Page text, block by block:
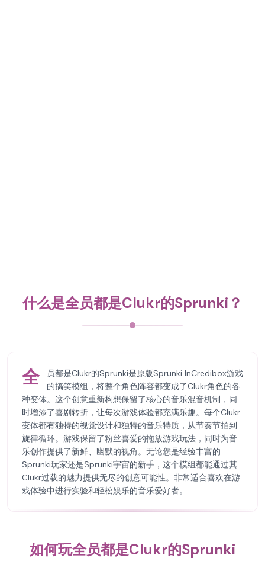
什么是全员都是Clukr的Sprunki？
全
员都是Clukr的Sprunki是原版Sprunki InCredibox游戏
的搞笑模组，将整个角色阵容都变成了Clukr角色的各
种变体。这个创意重新构想保留了核心的音乐混音机制，同
时增添了喜剧转折，让每次游戏体验都充满乐趣。每个Clukr
变体都有独特的视觉设计和独特的音乐特质，从节奏节拍到
旋律循环。游戏保留了粉丝喜爱的拖放游戏玩法，同时为音
乐创作提供了新鲜、幽默的视角。无论您是经验丰富的
Sprunki玩家还是Sprunki宇宙的新手，这个模组都能通过其
Clukr过载的魅力提供无尽的创意可能性。非常适合喜欢在游
戏体验中进行实验和轻松娱乐的音乐爱好者。
如何玩全员都是Clukr的Sprunki